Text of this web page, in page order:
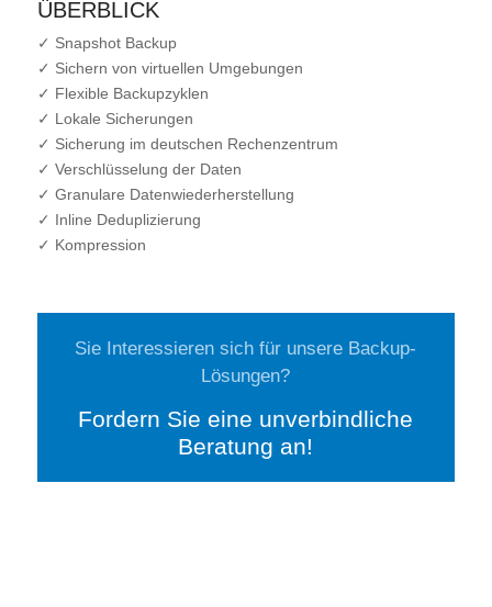
ÜBERBLICK
✓ Snapshot Backup
✓ Sichern von virtuellen Umgebungen
✓ Flexible Backupzyklen
✓ Lokale Sicherungen
✓ Sicherung im deutschen Rechenzentrum
✓ Verschlüsselung der Daten
✓ Granulare Datenwiederherstellung
✓ Inline Deduplizierung
✓ Kompression
Sie Interessieren sich für unsere Backup-
Lösungen?
Fordern Sie eine unverbindliche
Beratung an!